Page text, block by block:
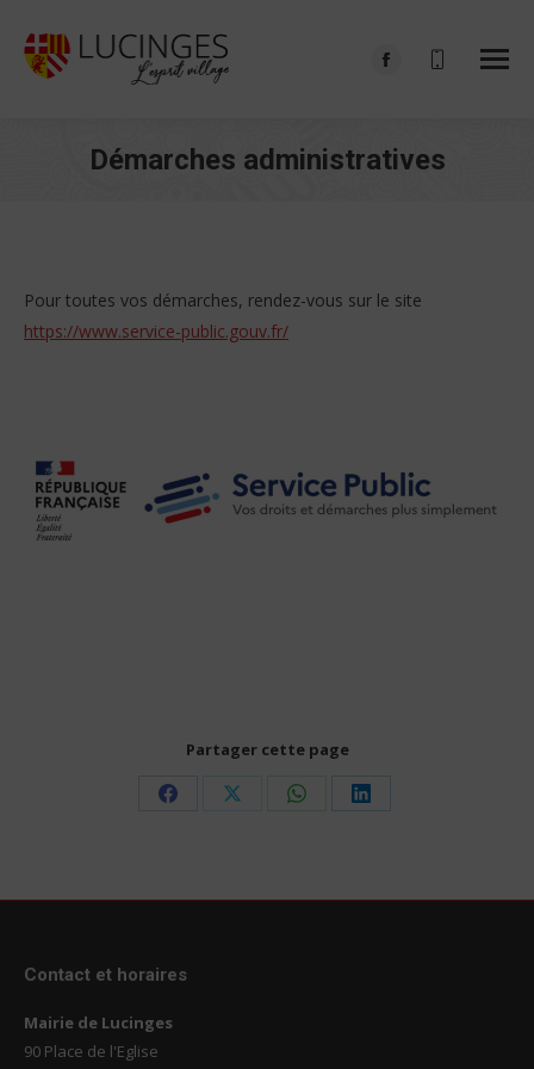
Facebook
in
Démarches administratives
Pour toutes vos démarches, rendez-vous sur le site
https://www.service-public.gouv.fr/
Partager cette page
Share
Share
Share
Share
Contact et horaires
Mairie de Lucinges
90 Place de l'Eglise